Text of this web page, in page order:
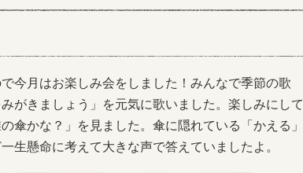
今月はお楽しみ会をしました！みんなで季節の歌
がきましょう」を元気に歌いました。楽しみにして
傘かな？」を見ました。傘に隠れている「かえる」
生懸命に考えて大きな声で答えていましたよ。